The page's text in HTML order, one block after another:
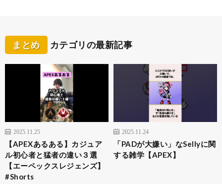
まとめ カテゴリの最新記事
2025.11.25
【APEXあるある】カジュア
ル初心者と猛者の違い３選
【エーペックスレジェンズ】
#Shorts
2025.11.24
「PADが大嫌い」なSellyに関
する雑学【APEX】